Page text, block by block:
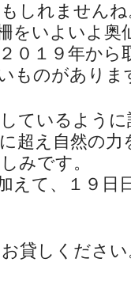
しれません
をいよいよ奥
０１９年から
ものがありま
ているよう
超え自然の
みです。
えて、１９日
貸しください